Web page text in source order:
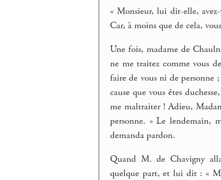
« Monsieur, lui dit-elle,
Car, à moins que de cela,
Une fois, madame de
ne me traitez comme vous
faire de vous ni de personne
cause que vous êtes
me maltraiter ! Adieu,
personne. » Le lendemain,
demanda pardon.
Quand M. de Chavigny
quelque part, et lui dit : «